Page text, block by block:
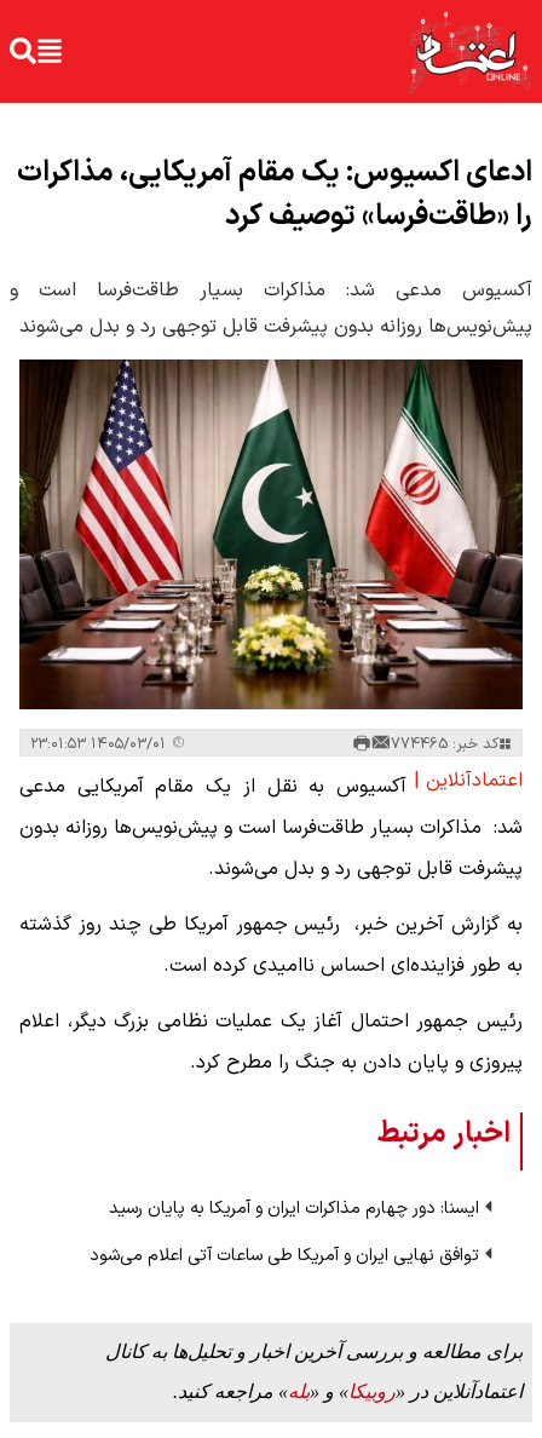
ادعای اکسیوس: یک مقام آمریکایی، مذاکرات
را «طاقت‌فرسا» توصیف کرد
آکسیوس مدعی شد: مذاکرات بسیار طاقت‌فرسا است و
پیش‌نویس‌ها روزانه بدون پیشرفت قابل توجهی رد و بدل می‌شوند
کد خبر: 774465
اعتمادآنلاین | آکسیوس به نقل از یک مقام آمریکایی مدعی
شد: مذاکرات بسیار طاقت‌فرسا است و پیش‌نویس‌ها روزانه بدون
پیشرفت قابل توجهی رد و بدل می‌شوند.
به گزارش آخرین خبر، رئیس جمهور آمریکا طی چند روز گذشته
به طور فزاینده‌ای احساس ناامیدی کرده است.
رئیس جمهور احتمال آغاز یک عملیات نظامی بزرگ دیگر، اعلام
پیروزی و پایان دادن به جنگ را مطرح کرد.
اخبار مرتبط
ایسنا: دور چهارم مذاکرات ایران و آمریکا به پایان رسید
توافق نهایی ایران و آمریکا طی ساعات آتی اعلام می‌شود
برای مطالعه و بررسی آخرین اخبار و تحلیل‌ها به کانال
اعتمادآنلاین در «روبیکا» و «بله» مراجعه کنید.